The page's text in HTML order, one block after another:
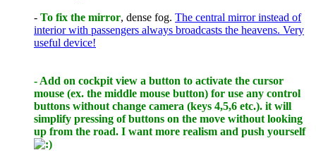
- To fix the mirror, dense fog. The central mirror instead of
interior with passengers always broadcasts the heavens. Very
useful device!
- Add on cockpit view a button to activate the cursor
mouse (ex. the middle mouse button) for use any control
buttons without change camera (keys 4,5,6 etc.). it will
simplify pressing of buttons on the move without looking
up from the road. I want more realism and push yourself